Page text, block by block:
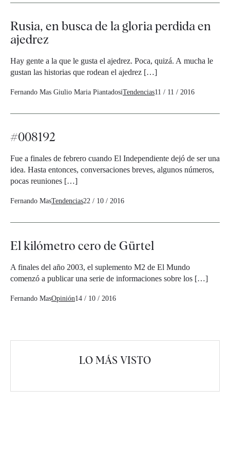
Rusia, en busca de la gloria perdida en
ajedrez
Hay gente a la que le gusta el ajedrez. Poca, quizá. A mucha le
gustan las historias que rodean el ajedrez […]
Fernando Mas Giulio Maria PiantadosiTendencias11 / 11 / 2016
#008192
Fue a finales de febrero cuando El Independiente dejó de ser una
idea. Hasta entonces, conversaciones breves, algunos números,
pocas reuniones […]
Fernando MasTendencias22 / 10 / 2016
El kilómetro cero de Gürtel
A finales del año 2003, el suplemento M2 de El Mundo
comenzó a publicar una serie de informaciones sobre los […]
Fernando MasOpinión14 / 10 / 2016
LO MÁS VISTO